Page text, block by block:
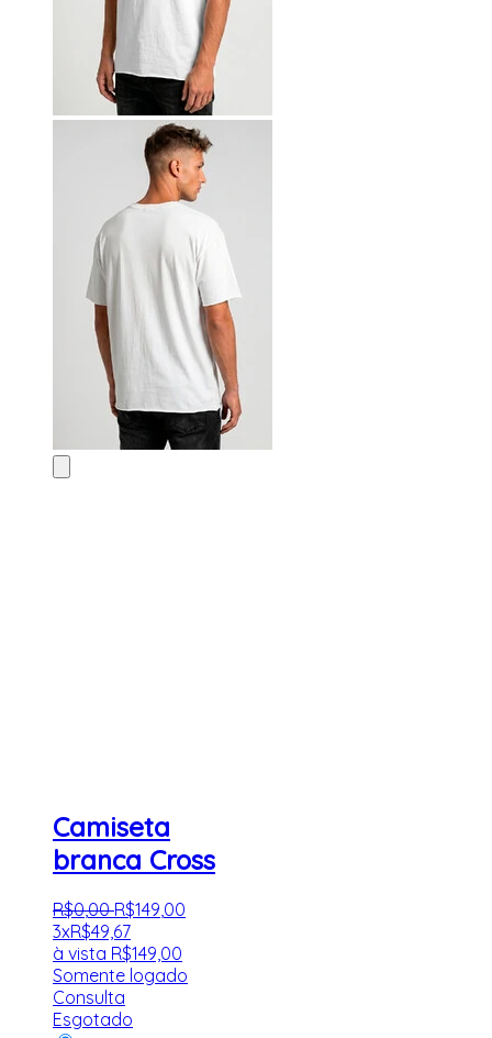
Camiseta
branca Cross
R$0,00 R$149 00
3xR$49,67
à vista R$149,00
Somente logado
Consulta
Esgotado